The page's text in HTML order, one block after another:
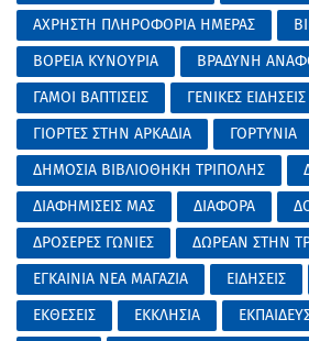
ΑΧΡΗΣΤΗ ΠΛΗΡΟΦΟΡΙΑ ΗΜΕΡΑΣ
ΒΟΡΕΙΑ ΚΥΝΟΥΡΙΑ
ΒΡΑΔΥΝΗ
ΓΑΜΟΙ ΒΑΠΤΙΣΕΙΣ
ΓΕΝΙΚΕΣ ΕΙΔΗΣΕΙΣ
ΓΙΟΡΤΕΣ ΣΤΗΝ ΑΡΚΑΔΙΑ
ΓΟΡΤΥΝΙΑ
ΔΗΜΟΣΙΑ ΒΙΒΛΙΟΘΗΚΗ ΤΡΙΠΟΛΗΣ
ΔΙΑΦΗΜΙΣΕΙΣ ΜΑΣ
ΔΙΑΦΟΡΑ
ΔΡΟΣΕΡΕΣ ΓΩΝΙΕΣ
ΔΩΡΕΑΝ ΣΤΗΝ
ΕΓΚΑΙΝΙΑ ΝΕΑ ΜΑΓΑΖΙΑ
ΕΙΔΗΣΕΙΣ
ΕΚΘΕΣΕΙΣ
ΕΚΚΛΗΣΙΑ